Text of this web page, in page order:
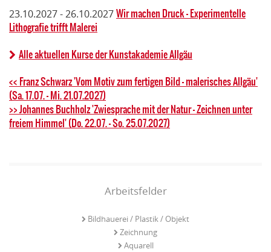
23.10.2027 - 26.10.2027Wir machen Druck - Experimentelle
Lithografie trifft Malerei
Alle aktuellen Kurse der Kunstakademie Allgäu
<< Franz Schwarz 'Vom Motiv zum fertigen Bild – malerisches Allgäu'
(Sa. 17.07. - Mi. 21.07.2027)
>> Johannes Buchholz 'Zwiesprache mit der Natur - Zeichnen unter
freiem Himmel' (Do. 22.07. - So. 25.07.2027)
Arbeitsfelder
Bildhauerei / Plastik / Objekt
Zeichnung
Aquarell